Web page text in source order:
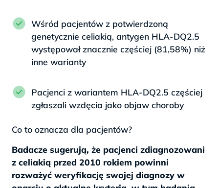
Wśród pacjentów z potwierdzoną
genetycznie celiakią, antygen HLA-DQ2.5
występował znacznie częściej (81,58%) niż
inne warianty
Pacjenci z wariantem HLA-DQ2.5 częściej
zgłaszali wzdęcia jako objaw choroby
Co to oznacza dla pacjentów?
Badacze sugerują, że pacjenci zdiagnozowani
z celiakią przed 2010 rokiem powinni
rozważyć weryfikację swojej diagnozy w